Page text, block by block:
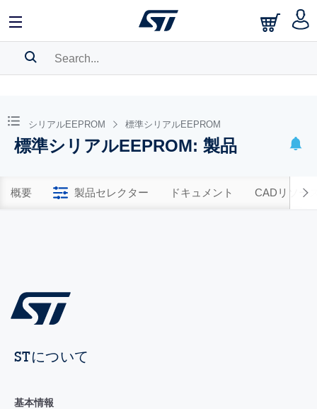
BOOKMARK
Pleaselog in to show your saved searches.
シリアルEEPROM 標準シリアルEEPROM
標準シリアルEEPROM: 製品
概要 製品セレクター ドキュメント CADリソー
STについて
基本情報